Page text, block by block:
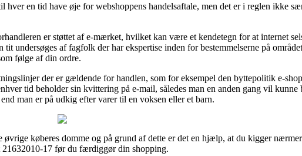
en tid have øje for webshoppens handelsaftale, men det er i reglen ikke
er støttet af e-mærket, hvilket kan være et kendetegn for at internet
undersøges af fagfolk der har ekspertise inden for bestemmelserne på
følge af din ordre.
der er gældende for handlen, som for eksempel den byttepolitik e-
tid beholder sin kvittering på e-mail, således man en anden gang vil
man er på udkig efter varer til en voksen eller et barn.
køberes domme og på grund af dette er det en hjælp, at du kigger
17 før du færdiggør din shopping.